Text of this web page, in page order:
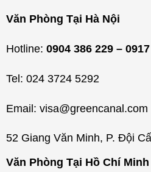
Văn Phòng Tại Hà Nội
Hotline: 0904 386 229 –
Tel: 024 3724 5292
Email: visa@greencanal.com
52 Giang Văn Minh, P. Đội
Văn Phòng Tại Hồ Chí Minh